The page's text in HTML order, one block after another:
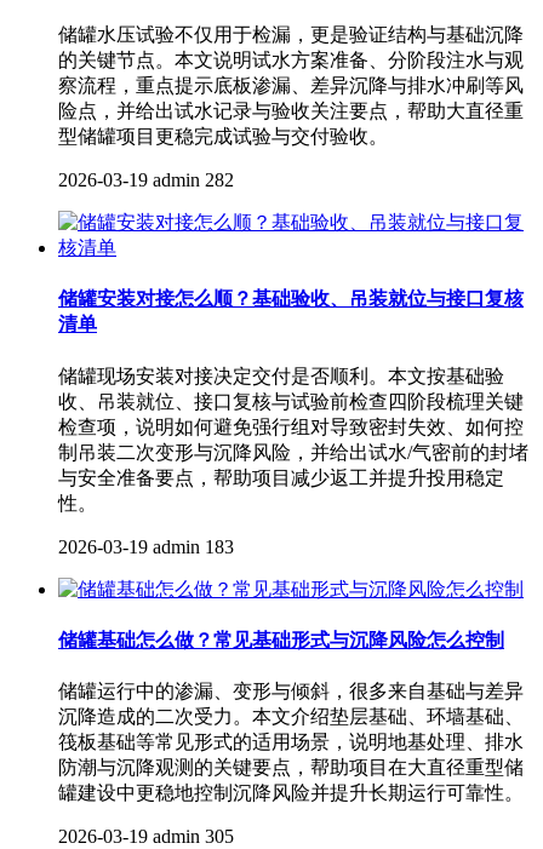
储罐水压试验不仅用于检漏，更是验证结构与基础沉降
的关键节点。本文说明试水方案准备、分阶段注水与观
察流程，重点提示底板渗漏、差异沉降与排水冲刷等风
险点，并给出试水记录与验收关注要点，帮助大直径重
型储罐项目更稳完成试验与交付验收。
2026-03-19 admin 282
储罐安装对接怎么顺？基础验收、吊装就位与接口复核
清单
储罐现场安装对接决定交付是否顺利。本文按基础验
收、吊装就位、接口复核与试验前检查四阶段梳理关键
检查项，说明如何避免强行组对导致密封失效、如何控
制吊装二次变形与沉降风险，并给出试水/气密前的封堵
与安全准备要点，帮助项目减少返工并提升投用稳定
性。
2026-03-19 admin 183
储罐基础怎么做？常见基础形式与沉降风险怎么控制
储罐运行中的渗漏、变形与倾斜，很多来自基础与差异
沉降造成的二次受力。本文介绍垫层基础、环墙基础、
筏板基础等常见形式的适用场景，说明地基处理、排水
防潮与沉降观测的关键要点，帮助项目在大直径重型储
罐建设中更稳地控制沉降风险并提升长期运行可靠性。
2026-03-19 admin 305